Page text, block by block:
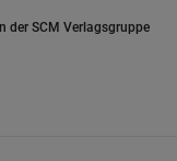
der SCM Verlagsgruppe